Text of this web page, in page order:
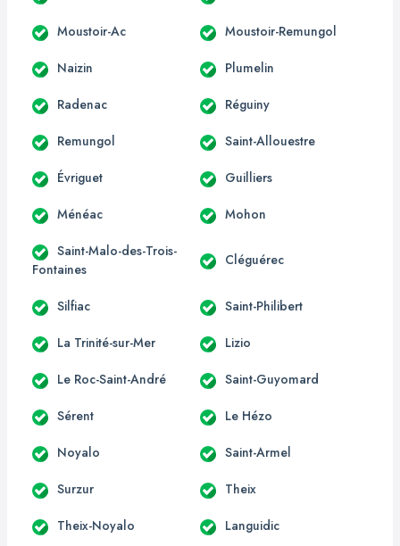
Moustoir-Ac Moustoir-Remungol
Naizin Plumelin
Radenac Réguiny
Remungol Saint-Allouestre
Évriguet Guilliers
Ménéac Mohon
Saint-Malo-des-Trois-
Fontaines
Cléguérec
Silfiac Saint-Philibert
La Trinité-sur-Mer Lizio
Le Roc-Saint-André Saint-Guyomard
Sérent Le Hézo
Noyalo Saint-Armel
Surzur Theix
Theix-Noyalo Languidic